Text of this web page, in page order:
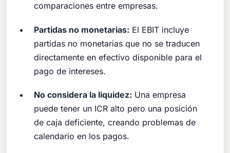
comparaciones entre empresas.
Partidas no monetarias: El EBIT incluye
partidas no monetarias que no se traducen
directamente en efectivo disponible para el
pago de intereses.
No considera la liquidez: Una empresa
puede tener un ICR alto pero una posición
de caja deficiente, creando problemas de
calendario en los pagos.